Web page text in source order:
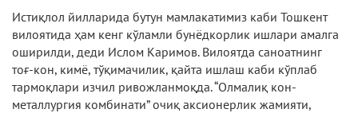
Истиқлол йилларида бутун мамлакатимиз каби Тошкент
вилоятида ҳам кенг кўламли бунёдкорлик ишлари амалга
оширилди, деди Ислом Каримов. Вилоятда саноатнинг
тоғ-кон, кимё, тўқимачилик, қайта ишлаш каби кўплаб
тармоқлари изчил ривожланмоқда. “Олмалиқ кон-
металлургия комбинати” очиқ аксионерлик жамияти,